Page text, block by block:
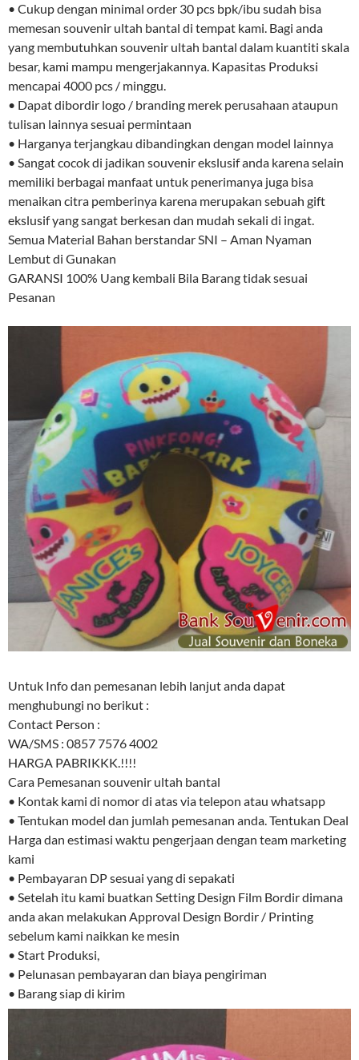
• Cukup dengan minimal order 30 pcs bpk/ibu sudah bisa
memesan souvenir ultah bantal di tempat kami. Bagi anda
yang membutuhkan souvenir ultah bantal dalam kuantiti skala
besar, kami mampu mengerjakannya. Kapasitas Produksi
mencapai 4000 pcs / minggu.
• Dapat dibordir logo / branding merek perusahaan ataupun
tulisan lainnya sesuai permintaan
• Harganya terjangkau dibandingkan dengan model lainnya
• Sangat cocok di jadikan souvenir ekslusif anda karena selain
memiliki berbagai manfaat untuk penerimanya juga bisa
menaikan citra pemberinya karena merupakan sebuah gift
ekslusif yang sangat berkesan dan mudah sekali di ingat.
Semua Material Bahan berstandar SNI – Aman Nyaman
Lembut di Gunakan
GARANSI 100% Uang kembali Bila Barang tidak sesuai
Pesanan
Untuk Info dan pemesanan lebih lanjut anda dapat
menghubungi no berikut :
Contact Person :
WA/SMS : 0857 7576 4002
HARGA PABRIKKK.!!!!
Cara Pemesanan souvenir ultah bantal
• Kontak kami di nomor di atas via telepon atau whatsapp
• Tentukan model dan jumlah pemesanan anda. Tentukan Deal
Harga dan estimasi waktu pengerjaan dengan team marketing
kami
• Pembayaran DP sesuai yang di sepakati
• Setelah itu kami buatkan Setting Design Film Bordir dimana
anda akan melakukan Approval Design Bordir / Printing
sebelum kami naikkan ke mesin
• Start Produksi,
• Pelunasan pembayaran dan biaya pengiriman
• Barang siap di kirim